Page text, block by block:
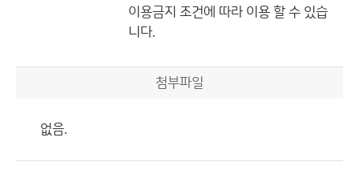
이용금지 조건에 따라 이용 할 수 있습
니다.
첨부파일
없음.